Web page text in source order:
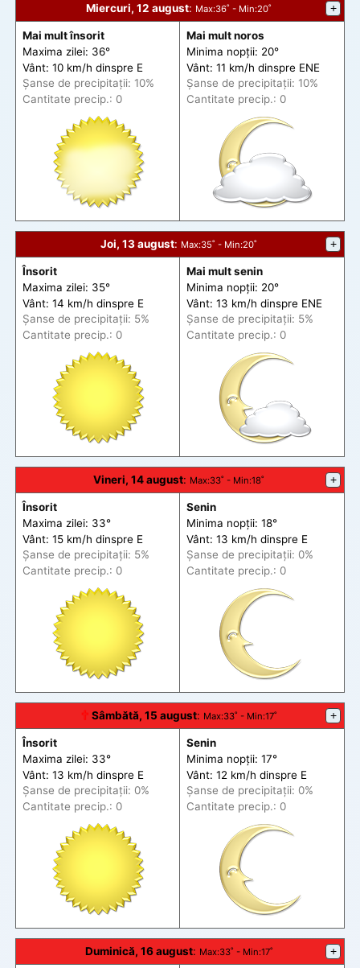
Miercuri, 12 august: Max:36˚ - Min:20˚ +
Mai mult însorit
Maxima zilei: 36°
Vânt: 10 km/h dinspre E
Șanse de precipitații: 10%
Cantitate precip.: 0
Mai mult noros
Minima nopții: 20°
Vânt: 11 km/h dinspre ENE
Șanse de precipitații: 10%
Cantitate precip.: 0
Joi, 13 august: Max:35˚ - Min:20˚ +
Însorit
Maxima zilei: 35°
Vânt: 14 km/h dinspre E
Șanse de precipitații: 5%
Cantitate precip.: 0
Mai mult senin
Minima nopții: 20°
Vânt: 13 km/h dinspre ENE
Șanse de precipitații: 5%
Cantitate precip.: 0
Vineri, 14 august: Max:33˚ - Min:18˚ +
Însorit
Maxima zilei: 33°
Vânt: 15 km/h dinspre E
Șanse de precipitații: 5%
Cantitate precip.: 0
Senin
Minima nopții: 18°
Vânt: 13 km/h dinspre E
Șanse de precipitații: 0%
Cantitate precip.: 0
🕆 Sâmbătă, 15 august: Max:33˚ - Min:17˚ +
Însorit
Maxima zilei: 33°
Vânt: 13 km/h dinspre E
Șanse de precipitații: 0%
Cantitate precip.: 0
Senin
Minima nopții: 17°
Vânt: 12 km/h dinspre E
Șanse de precipitații: 0%
Cantitate precip.: 0
Duminică, 16 august: Max:33˚ - Min:17˚ +